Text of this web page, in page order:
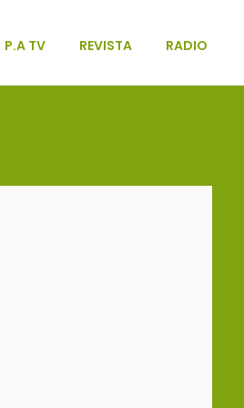
P.A TV REVISTA RADIO